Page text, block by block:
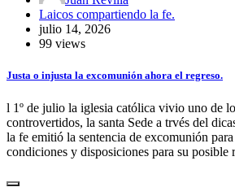
Laicos compartiendo la fe.
julio 14, 2026
99 views
Justa o injusta la excomunión ahora el regreso.
l 1º de julio la iglesia católica vivio uno de
controvertidos, la santa Sede a trvés del
la fe emitió la sentencia de excomunión
condiciones y disposiciones para su posible